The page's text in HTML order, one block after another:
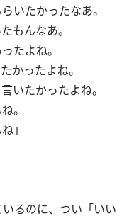
いたかったなあ。
もんなあ。
たよね。
かったよね。
いたかったよね。
。
」
るのに、つい「いい